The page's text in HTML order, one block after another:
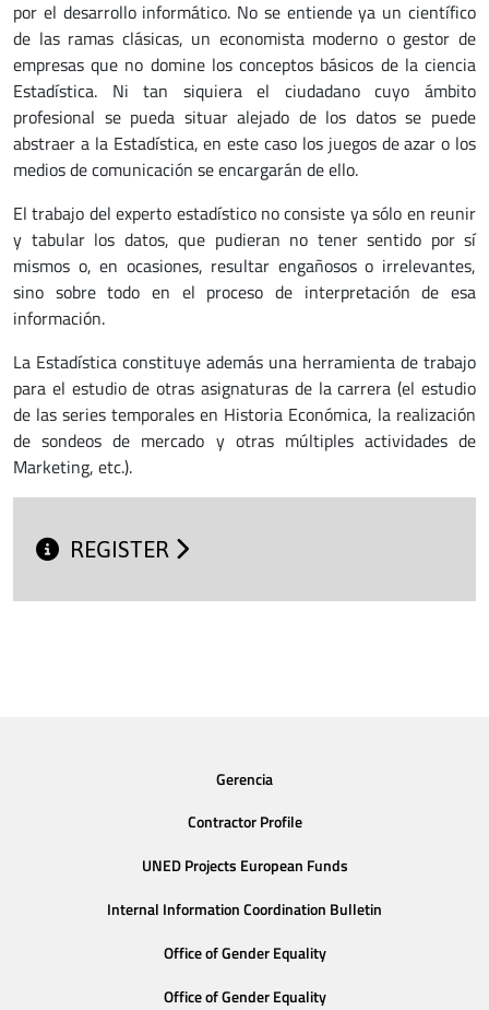
por el desarrollo informático. No se entiende ya un científico
de las ramas clásicas, un economista moderno o gestor de
empresas que no domine los conceptos básicos de la ciencia
Estadística. Ni tan siquiera el ciudadano cuyo ámbito
profesional se pueda situar alejado de los datos se puede
abstraer a la Estadística, en este caso los juegos de azar o los
medios de comunicación se encargarán de ello.
El trabajo del experto estadístico no consiste ya sólo en reunir
y tabular los datos, que pudieran no tener sentido por sí
mismos o, en ocasiones, resultar engañosos o irrelevantes,
sino sobre todo en el proceso de interpretación de esa
información.
La Estadística constituye además una herramienta de trabajo
para el estudio de otras asignaturas de la carrera (el estudio
de las series temporales en Historia Económica, la realización
de sondeos de mercado y otras múltiples actividades de
Marketing, etc.).
REGISTER
Gerencia
Contractor Profile
UNED Projects European Funds
Internal Information Coordination Bulletin
Office of Gender Equality
Office of Gender Equality